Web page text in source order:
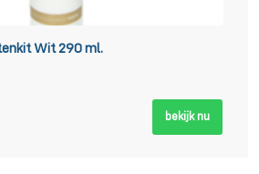
plaatsen en kiezen voor ‘gratis
Wit 290 ml.
bekijk nu